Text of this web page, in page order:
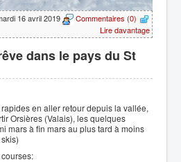
16 avril 2019
Commentaires (0)
Lire davantage
dans le pays du St
en aller retour depuis la vallée,
Orsières (Valais), les quelques
mars à fin mars au plus tard à moins